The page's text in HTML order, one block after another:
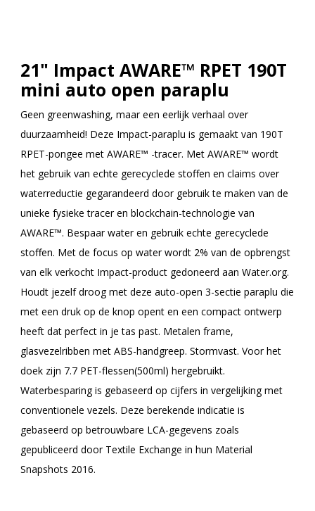
21" Impact AWARE™ RPET 190T
mini auto open paraplu
Geen greenwashing, maar een eerlijk verhaal over
duurzaamheid! Deze Impact-paraplu is gemaakt van 190T
RPET-pongee met AWARE™ -tracer. Met AWARE™ wordt
het gebruik van echte gerecyclede stoffen en claims over
waterreductie gegarandeerd door gebruik te maken van de
unieke fysieke tracer en blockchain-technologie van
AWARE™. Bespaar water en gebruik echte gerecyclede
stoffen. Met de focus op water wordt 2% van de opbrengst
van elk verkocht Impact-product gedoneerd aan Water.org.
Houdt jezelf droog met deze auto-open 3-sectie paraplu die
met een druk op de knop opent en een compact ontwerp
heeft dat perfect in je tas past. Metalen frame,
glasvezelribben met ABS-handgreep. Stormvast. Voor het
doek zijn 7.7 PET-flessen(500ml) hergebruikt.
Waterbesparing is gebaseerd op cijfers in vergelijking met
conventionele vezels. Deze berekende indicatie is
gebaseerd op betrouwbare LCA-gegevens zoals
gepubliceerd door Textile Exchange in hun Material
Snapshots 2016.